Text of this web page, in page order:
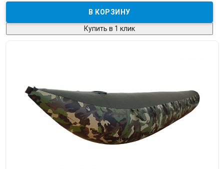
Купить в 1 клик